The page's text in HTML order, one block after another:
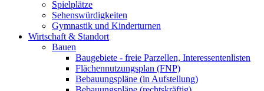
Spielplätze
Sehenswürdigkeiten
Gymnastik und Kinderturnen
Wirtschaft & Standort
Bauen
Baugebiete - freie Parzellen, Interessentenlisten
Flächennutzungsplan (FNP)
Bebauungspläne (in Aufstellung)